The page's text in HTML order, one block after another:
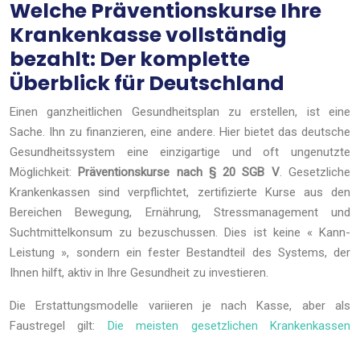
Welche Präventionskurse Ihre
Krankenkasse vollständig
bezahlt: Der komplette
Überblick für Deutschland
Einen ganzheitlichen Gesundheitsplan zu erstellen, ist eine
Sache. Ihn zu finanzieren, eine andere. Hier bietet das deutsche
Gesundheitssystem eine einzigartige und oft ungenutzte
Möglichkeit: Präventionskurse nach § 20 SGB V. Gesetzliche
Krankenkassen sind verpflichtet, zertifizierte Kurse aus den
Bereichen Bewegung, Ernährung, Stressmanagement und
Suchtmittelkonsum zu bezuschussen. Dies ist keine « Kann-
Leistung », sondern ein fester Bestandteil des Systems, der
Ihnen hilft, aktiv in Ihre Gesundheit zu investieren.
Die Erstattungsmodelle variieren je nach Kasse, aber als
Faustregel gilt: Die meisten gesetzlichen Krankenkassen